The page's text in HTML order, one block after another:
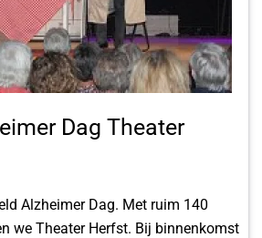
Dag Theater
Alzheimer Dag. Met ruim 140
we Theater Herfst. Bij binnenkomst